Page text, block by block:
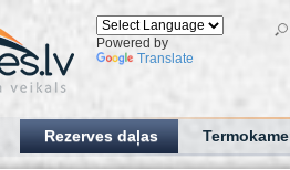
Powered by
Translate
Rezerves daļas